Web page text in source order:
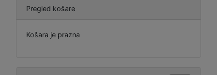
Pregled košare
Košara je prazna